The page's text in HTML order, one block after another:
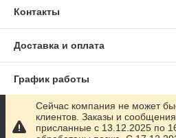
Контакты
Доставка и оплата
График работы
Полная версия сайта
Сейчас компания не может
клиентов. Заказы и
присланные с 13.12.2025 по